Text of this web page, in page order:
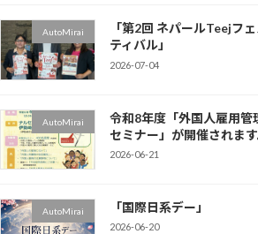
AutoMirai
「第2回 ネパールTeejフ
ティバル」
2026-07-04
AutoMirai
令和8年度「外国人雇用管
セミナー」が開催されます
2026-06-21
AutoMirai 「国際日系デー」
2026-06-20